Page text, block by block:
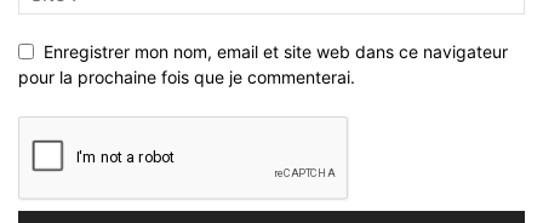
Enregistrer mon nom, email et site web dans ce navigateur
pour la prochaine fois que je commenterai.